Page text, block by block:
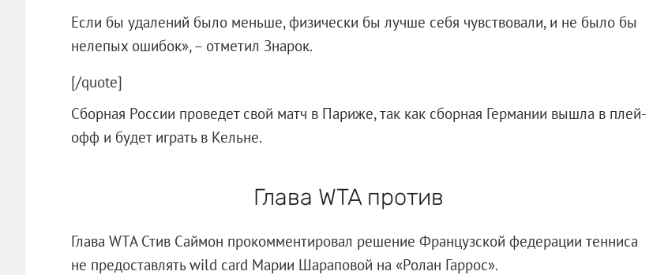
Если бы удалений было меньше, физически бы лучше себя чувствовали, и не было бы
нелепых ошибок», – отметил Знарок.
[/quote]
Сборная России проведет свой матч в Париже, так как сборная Германии вышла в плей-
офф и будет играть в Кельне.
Глава WTA против
Глава WTA Стив Саймон прокомментировал решение Французской федерации тенниса
не предоставлять wild card Марии Шараповой на «Ролан Гаррос».